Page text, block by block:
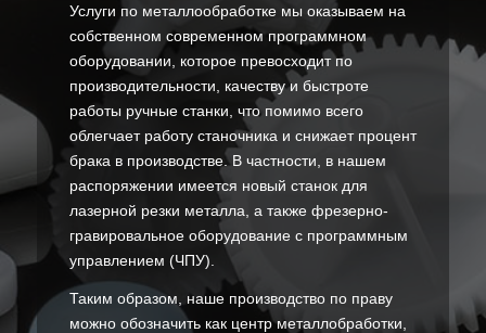
Услуги по металлообработке мы оказываем на
собственном современном программном
оборудовании, которое превосходит по
производительности, качеству и быстроте
работы ручные станки, что помимо всего
облегчает работу станочника и снижает процент
брака в производстве. В частности, в нашем
распоряжении имеется новый станок для
лазерной резки металла, а также фрезерно-
гравировальное оборудование с программным
управлением (ЧПУ).
Таким образом, наше производство по праву
можно обозначить как центр металлобработки,